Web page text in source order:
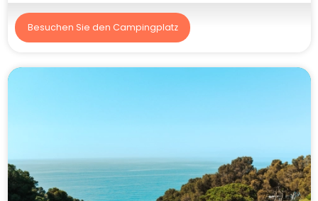
Besuchen Sie den Campingplatz